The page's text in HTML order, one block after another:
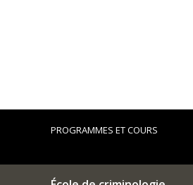
PROGRAMMES ET COURS